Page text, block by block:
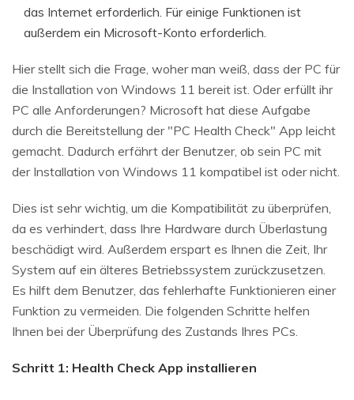
das Internet erforderlich. Für einige Funktionen ist
außerdem ein Microsoft-Konto erforderlich.
Hier stellt sich die Frage, woher man weiß, dass der PC für
die Installation von Windows 11 bereit ist. Oder erfüllt ihr
PC alle Anforderungen? Microsoft hat diese Aufgabe
durch die Bereitstellung der "PC Health Check" App leicht
gemacht. Dadurch erfährt der Benutzer, ob sein PC mit
der Installation von Windows 11 kompatibel ist oder nicht.
Dies ist sehr wichtig, um die Kompatibilität zu überprüfen,
da es verhindert, dass Ihre Hardware durch Überlastung
beschädigt wird. Außerdem erspart es Ihnen die Zeit, Ihr
System auf ein älteres Betriebssystem zurückzusetzen.
Es hilft dem Benutzer, das fehlerhafte Funktionieren einer
Funktion zu vermeiden. Die folgenden Schritte helfen
Ihnen bei der Überprüfung des Zustands Ihres PCs.
Schritt 1: Health Check App installieren